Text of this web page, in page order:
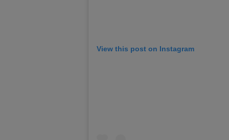
View this post on Instagram